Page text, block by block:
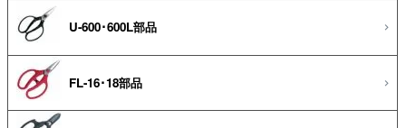
U-600･600L部品
FL-16･18部品